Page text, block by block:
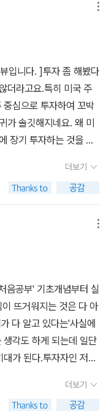
투자 #미국주식처음공
수 있겠다. 이미지에
수도 있지만 책에서
만이 나오는 부분은 아
향후 전망에 대한 내용
고 - 기본적인 내용을 전
할 스승이나 조력자라
데 역시 핵심을 콕 집었
제든 바뀔 수 있으니 세
보를 찾아야 하는 것이
있게 목차 정리도 잘 되
밍에 대한 의심이 조
합니다. 저점을 잡기 위
다.- P304수많은 투자
패는 반 이상이 투자자
습니다. 성공적인 투자
중요하지만, 평정심을
고 합리적인 판단을 할
다.- P314따라서 복리
야 합니다- P317제대로
물러 있어야 한다- P31
되는 세금을 말합니다.
표준 = 매도 금액 - 매
기엔 단순해 보입니
할 땐 단순 주가 차이
지 않으면 주식을 샀을
환율이 오르는 바람에
즉, 양도차익에 환차손
외주식은 자진신고 및
있습니다. 무신고일 경
성실 가산세는 연 10.9
떤 형태의 투자 마인드
해 접하며 판단해 보게
보더라도 ETF 및 섹터,
히 전하고 있으며 이는
더 나은 성공투자 결과물
새롭게 받아들이며 배
주식 투자의 경우 국내
수 있지만 주식투자의
융 분야를 공부하며 이
용해 볼 수 있는 점, 남들
능하다는 점도 알아야
적으로 실무투자 경험
에 대해 제대로 이해하며
, 함께 배우며 참고해
남들과는 다른 방향성
하고자 하는 분들이나
려하고 있는 분들이라면
용이나 투자 조언 등에
에는 더 어려워진 느낌
다양한 형태의 관점론,
관리해 나가야 하는지도
입니다. ]투자 좀 해봤다
더라고요.특히 미국 주
심으로 투자하여 꼬박
가 솔깃해지네요. 왜 미
장기 투자하는 것을 전
으로 해결했네요.《미
책이네요. 수미숨(상
년 직장생활을 시작
부터 미국주식 투자를
하는 네이버 경제·비즈
자와는 거리가 먼 분야
한 뒤 월급을 그대로
작하면서 투자의 즐거움
용을 5년 이상 블로그에
스 분야에서 '이달의 블
저자의 이력을 말하는
자도 얼마든지 투자에
. 조금 먼저 시작한 투자
겪는 어려움과 시행착
더보기
음공부' 기초개념부터 실
뜨거워지는 것은 다 아
다 알고 있다는'사실에
각도 하게 되는데 일단
가 된다.투자자인 저자
를 믿고 미국 주식 공부
식,특히 미국주식투자
더보기